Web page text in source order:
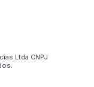
Ltda CNPJ